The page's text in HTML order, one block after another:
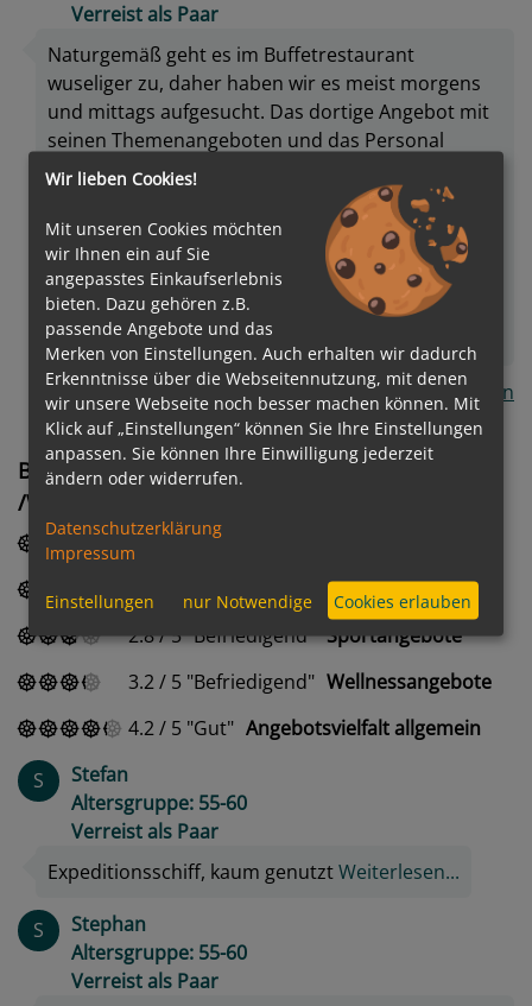
Verreist als Paar
Naturgemäß geht es im Buffetrestaurant
wuseliger zu, daher haben wir es meist morgens
und mittags aufgesucht. Das dortige Angebot mit
seinen Themenangeboten und das Personal
waren sehr gut, die angebotenen Weine ebenfalls.
Abends haben wir das Restaurant bevorzugt, weil
es dort ruhiger war. Qualitativ waren Essen und
Weine noch ein bisschen hochwertiger. Die
Servicekräfte waren auch hier hervorragend und
die Atmosphäre wie überall locker und angenehm.
Weiterlesen...
Alle Kommentare anzeigen
Bewertung des Unterhaltungs- / Sport-
/Wellnessangebot
2.8/5 Befriedigend
Befriedigend
Poolbereich
2.8/5 Befriedigend
Sportangebote
3.2/ 5 Befriedigend
Wellnessangebote
4.2/ 5 Gut
Angebotsvielfalt allgemein
S
Stefan
Altersgruppe: 55-60
Verreist als Paar
Expeditionsschiff, kaum genutztWeiterlesen...
S
Stephan
Altersgruppe: 55-60
Verreist als Paar
Wir lieben Cookies!
Mit unseren Cookies möchten
wir Ihnen ein auf Sie
angepasstes Einkaufserlebnis
bieten. Dazu gehören z.B.
passende Angebote und das
Merken von Einstellungen. Auch erhalten wir dadurch
Erkenntnisse über die Webseitennutzung, mit denen
wir unsere Webseite noch besser machen können. Mit
Klick auf „Einstellungen“ können Sie Ihre Einstellungen
anpassen. Sie können Ihre Einwilligung jederzeit
ändern oder widerrufen.
Datenschutzerklärung
Impressum
Einstellungen nur Notwendige Cookies erlauben